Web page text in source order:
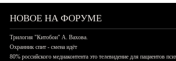
НОВОЕ НА ФОРУМЕ
Трилогия "Китобои" А. Вахова.
Охранник спит - смена идёт
80% российского медиаконтента это телевидение для пациентов